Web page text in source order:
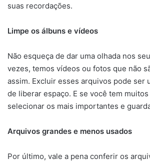
suas recordações.
Limpe os álbuns e vídeos
Não esqueça de dar uma olhada nos
vezes, temos vídeos ou fotos que não
assim. Excluir esses arquivos pode ser
de liberar espaço. E se você tem
selecionar os mais importantes e
Arquivos grandes e menos usados
Por último, vale a pena conferir os